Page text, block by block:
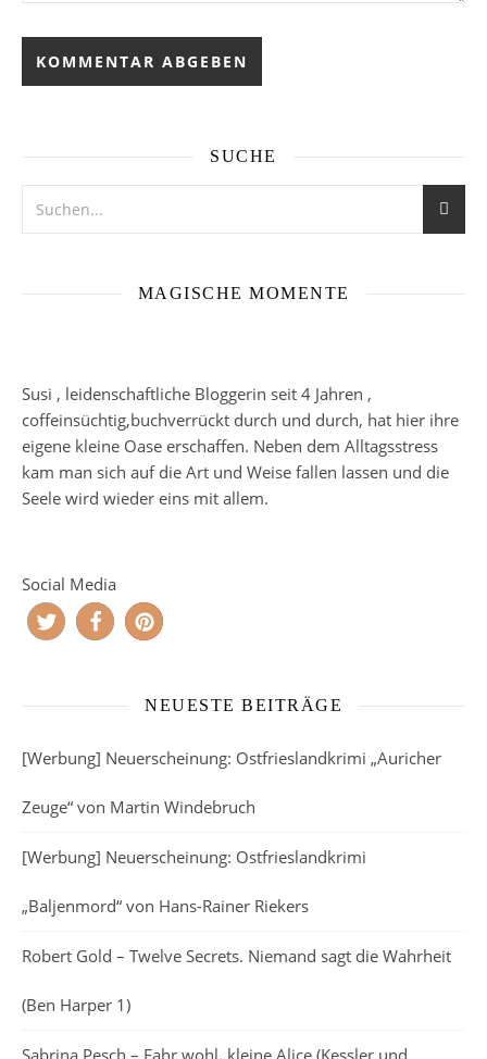
SUCHE
MAGISCHE MOMENTE
Susi , leidenschaftliche Bloggerin seit 4 Jahren ,
coffeinsüchtig,buchverrückt durch und durch, hat hier ihre
eigene kleine Oase erschaffen. Neben dem Alltagsstress
kam man sich auf die Art und Weise fallen lassen und die
Seele wird wieder eins mit allem.
Social Media
NEUESTE BEITRÄGE
[Werbung] Neuerscheinung: Ostfrieslandkrimi „Auricher
Zeuge“ von Martin Windebruch
[Werbung] Neuerscheinung: Ostfrieslandkrimi
„Baljenmord“ von Hans-Rainer Riekers
Robert Gold – Twelve Secrets. Niemand sagt die Wahrheit
(Ben Harper 1)
Sabrina Pesch – Fahr wohl, kleine Alice (Kessler und